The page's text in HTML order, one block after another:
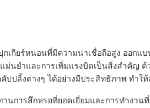
กเกียร์หนอนที่มีความน่าเชื่อถือสูง ออ
นยำและการเพิ่มแรงบิดเป็นสิ่งสำคัญ
ปลิ้งต่างๆ ได้อย่างมีประสิทธิภาพ ทำใ
การสึกหรอที่ยอดเยี่ยมและการทำงา